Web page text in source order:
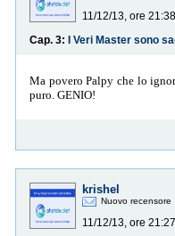
11/12/13, ore 21:38
Cap. 3:
Ma povero Palpy che lo
puro. GENIO!
krishel
Nuovo recensore
11/12/13, ore 21:27